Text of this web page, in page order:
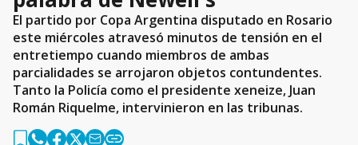
El partido por Copa Argentina disputado en Rosario
este miércoles atravesó minutos de tensión en el
entretiempo cuando miembros de ambas
parcialidades se arrojaron objetos contundentes.
Tanto la Policía como el presidente xeneize, Juan
Román Riquelme, intervinieron en las tribunas.